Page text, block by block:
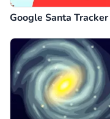
Google Santa Tracker